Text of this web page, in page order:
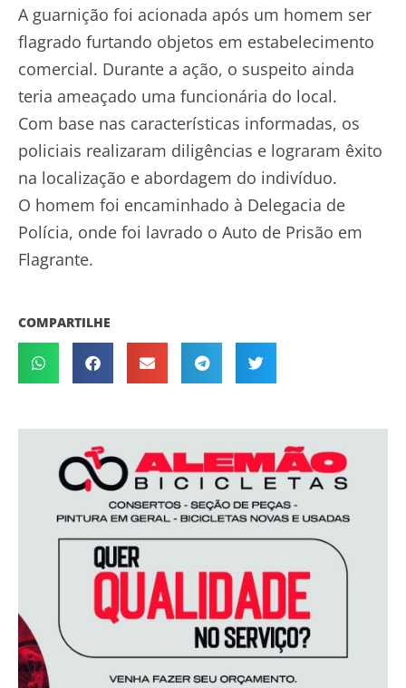
A guarnição foi acionada após um homem ser
flagrado furtando objetos em estabelecimento
comercial. Durante a ação, o suspeito ainda
teria ameaçado uma funcionária do local.
Com base nas características informadas, os
policiais realizaram diligências e lograram êxito
na localização e abordagem do indivíduo.
O homem foi encaminhado à Delegacia de
Polícia, onde foi lavrado o Auto de Prisão em
Flagrante.
COMPARTILHE